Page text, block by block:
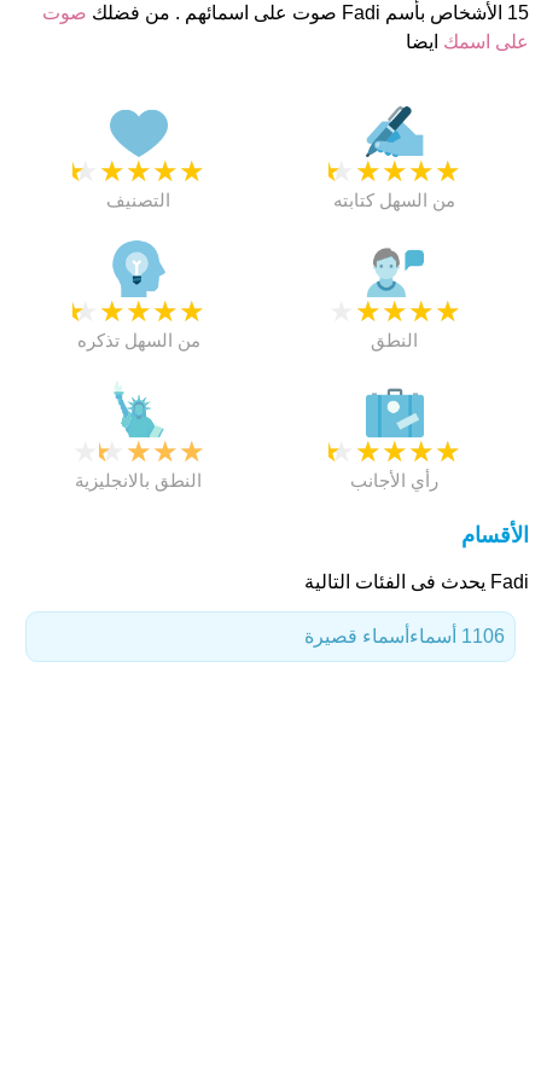
15 الأشخاص بأسم Fadi صوت على اسمائهم . من فضلك
صوت
على اسمك ايضا
★
★
★
★
★
التصنيف
★
★
★
★
★
من السهل كتابته
★
★
★
★
★
من السهل تذكره
★
★
★
★
النطق
★
★
★
★
النطق بالانجليزية
★
★
★
★
★
رأي الأجانب
الأقسام
Fadi يحدث فى الفئات التالية
أسماء قصيرة 1106 أسماء